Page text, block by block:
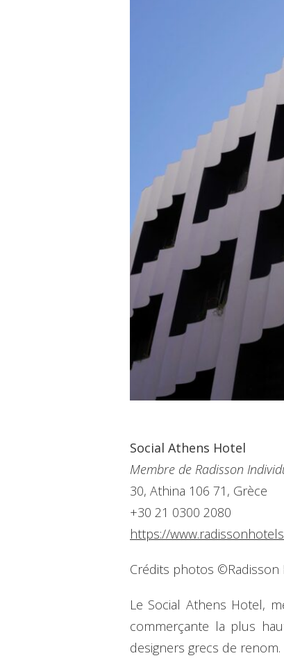
Social Athens Hotel
Membre de Radisson
30, Athina 106 71, Grèce
+30 21 0300 2080
https://
Crédits photos
Le Social Athens Hotel,
commerçante la plus
designers grecs de renom.